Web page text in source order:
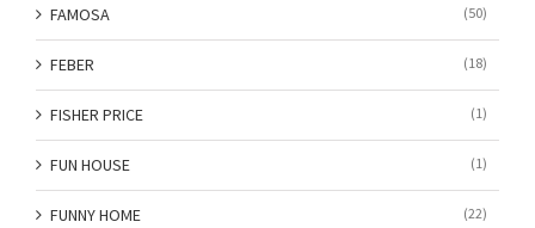
FAMOSA (50)
FEBER (18)
FISHER PRICE (1)
FUN HOUSE (1)
FUNNY HOME (22)